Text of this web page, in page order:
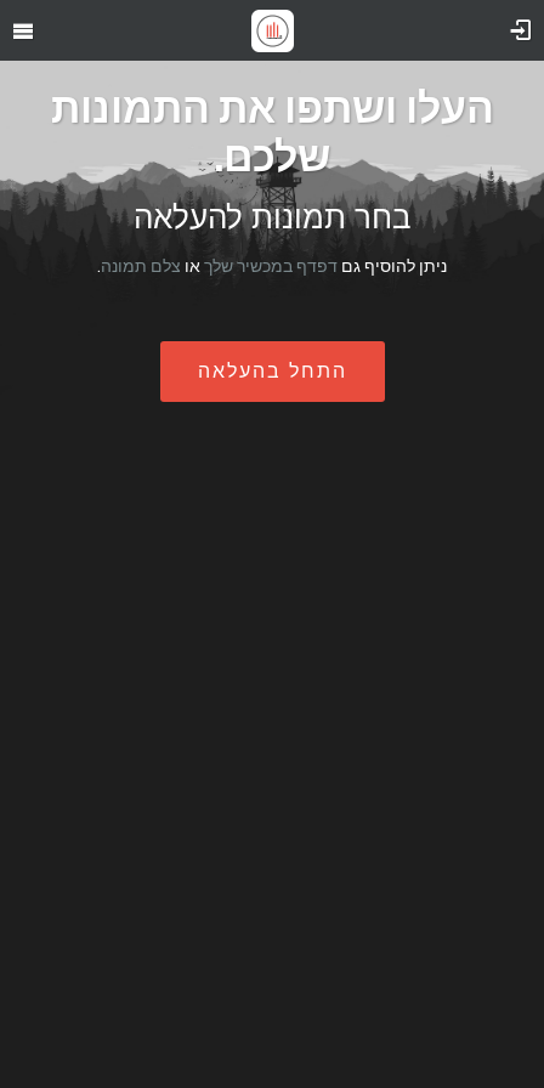
העלו ושתפו את התמונות
שלכם.
בחר תמונות להעלאה
ניתן להוסיף גם דפדף במכשיר שלךאו צלם תמונה.
התחל בהעלאה